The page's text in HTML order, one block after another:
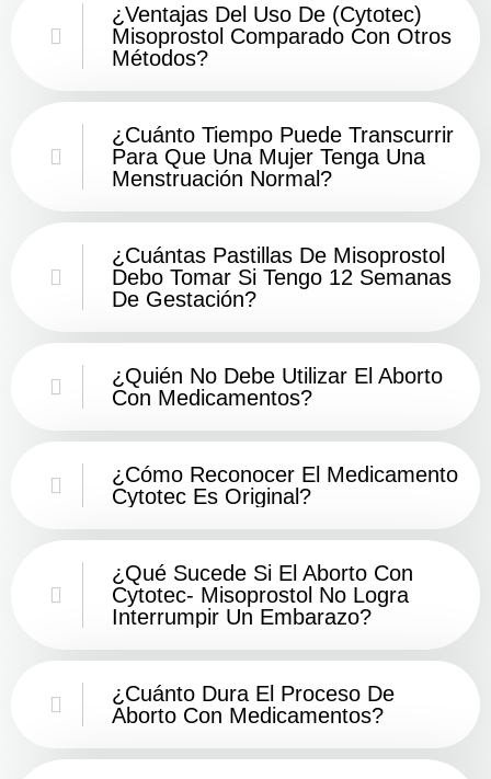
¿Ventajas Del Uso De (Cytotec)
Misoprostol Comparado Con Otros
Métodos?
¿Cuánto Tiempo Puede Transcurrir
Para Que Una Mujer Tenga Una
Menstruación Normal?
¿Cuántas Pastillas De Misoprostol
Debo Tomar Si Tengo 12 Semanas
De Gestación?
¿Quién No Debe Utilizar El Aborto
Con Medicamentos?
¿Cómo Reconocer El Medicamento
Cytotec Es Original?
¿Qué Sucede Si El Aborto Con
Cytotec- Misoprostol No Logra
Interrumpir Un Embarazo?
¿Cuánto Dura El Proceso De
Aborto Con Medicamentos?